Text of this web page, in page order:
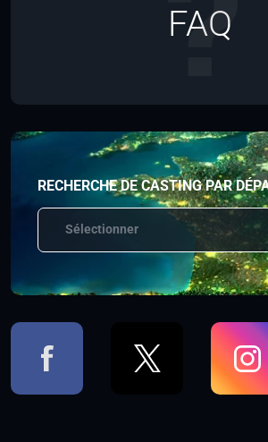
FAQ
RECHERCHE DE CASTING PAR
Sélectionner